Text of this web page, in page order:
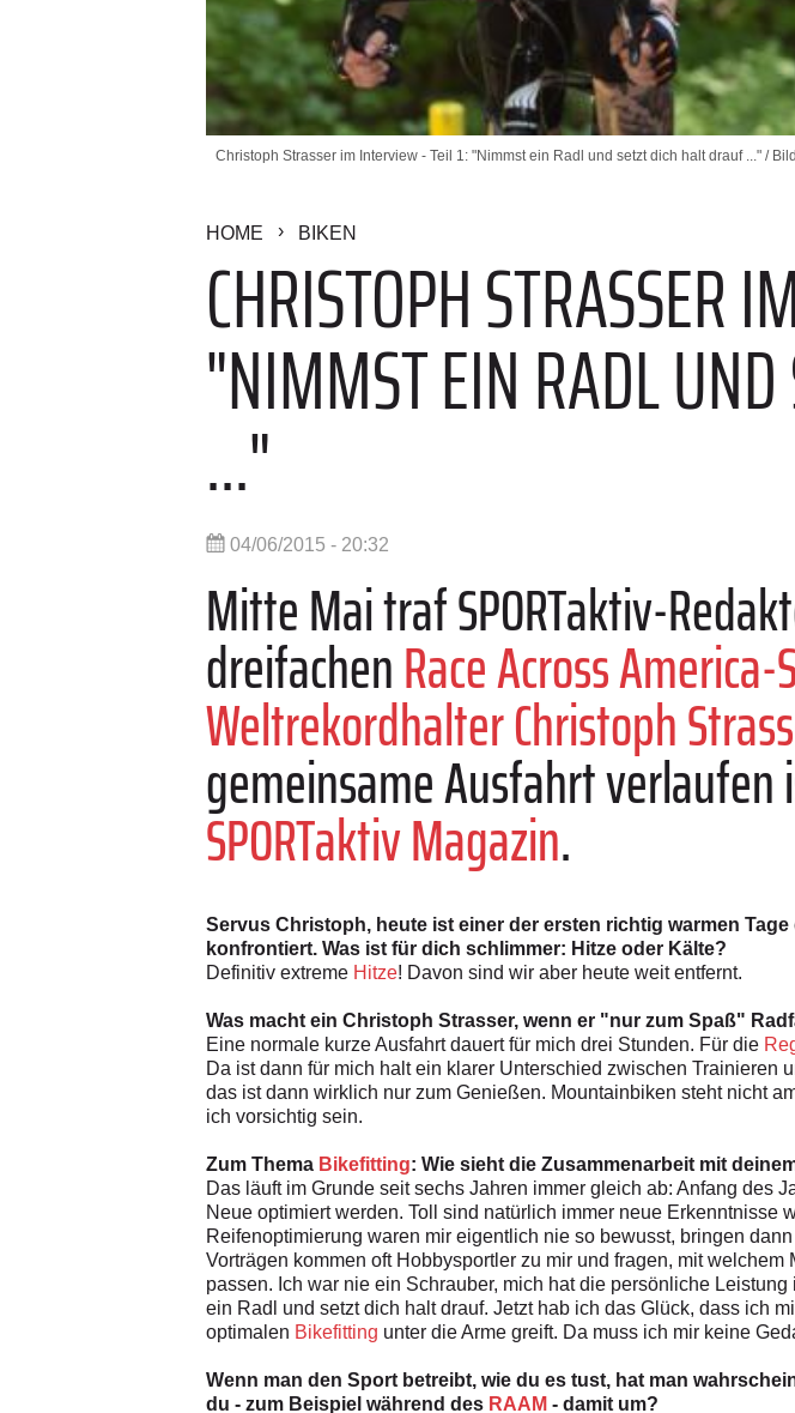
Christoph Strasser im Interview - Teil 1: "Nimmst ein Radl und setzt dich halt drauf ..." /
HOME BIKEN
CHRISTOPH STRASSER
"NIMMST EIN RADL
..."
04/06/2015 - 20:32
Mitte Mai traf SPORTaktiv-
dreifachenRace Across
Weltrekordhalter Christoph
gemeinsame Ausfahrt verlaufen
SPORTaktiv Magazin.
Servus Christoph, heute ist einer der ersten richtig warmen
konfrontiert. Was ist für dich schlimmer: Hitze oder Kälte?
Definitiv extreme Hitze! Davon sind wir aber heute weit entfernt.
Was macht ein Christoph Strasser, wenn er "nur zum Spaß"
Eine normale kurze Ausfahrt dauert für mich drei Stunden. Für die
Da ist dann für mich halt ein klarer Unterschied zwischen
das ist dann wirklich nur zum Genießen. Mountainbiken steht nicht
ich vorsichtig sein.
Zum Thema Bikefitting: Wie sieht die Zusammenarbeit mit
Das läuft im Grunde seit sechs Jahren immer gleich ab: Anfang des
Neue optimiert werden. Toll sind natürlich immer neue
Reifenoptimierung waren mir eigentlich nie so bewusst, bringen
Vorträgen kommen oft Hobbysportler zu mir und fragen, mit
passen. Ich war nie ein Schrauber, mich hat die persönliche
ein Radl und setzt dich halt drauf. Jetzt hab ich das Glück, dass ich
optimalen Bikefitting unter die Arme greift. Da muss ich mir keine
Wenn man den Sport betreibt, wie du es tust, hat man
du - zum Beispiel während des RAAM - damit um?